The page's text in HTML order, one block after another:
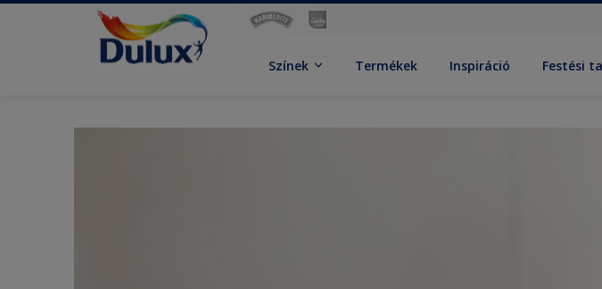
Színek Termékek Inspiráció Festési